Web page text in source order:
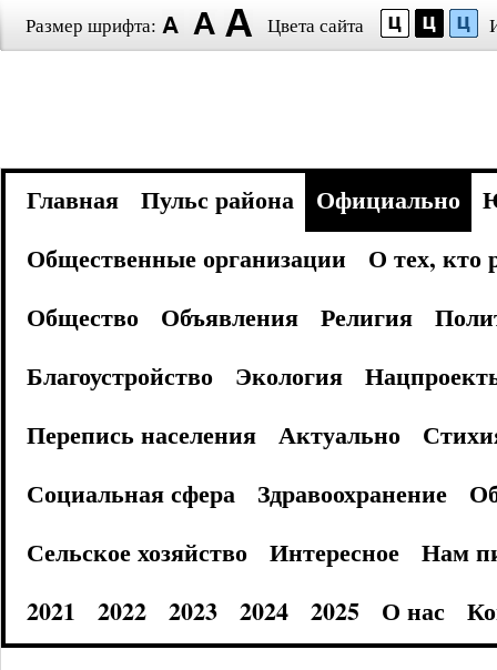
Размер шрифта: Цвета сайта
Главная Пульс района Официально
Общественные организации
О тех, кто
Общество
Объявления Религия
Благоустройство
Экология
Перепись населения
Актуально
Социальная сфера
Здравоохранение
Сельское хозяйство
Интересное
Нам
2021
2022 2023 2024 2025 О нас